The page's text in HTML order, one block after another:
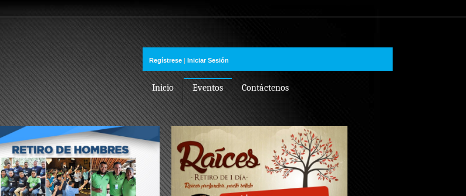
Regístrese | Iniciar Sesión
Inicio Eventos Contáctenos